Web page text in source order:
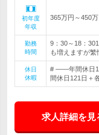
初年度
年収
365万円～450万
勤務
時間
9：30～18：
も増えますが繁
休日
休暇
# ――年間休日
間休日121日＋
求人詳細を見